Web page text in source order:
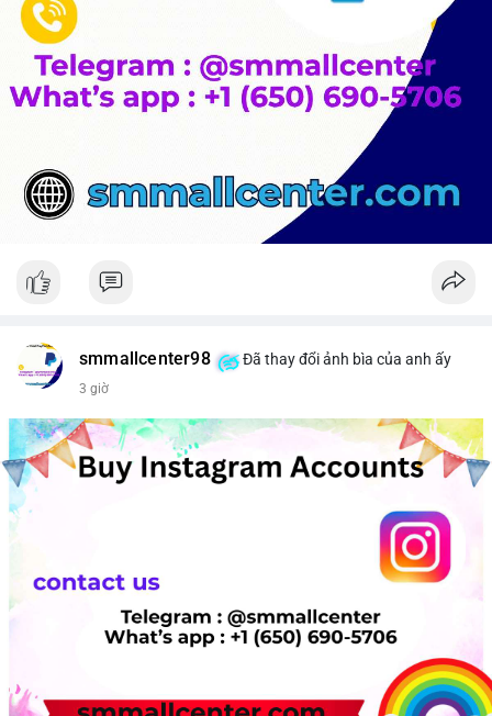
smmallcenter98 Đã thay đổi ảnh bìa của anh ấy
3 giờ